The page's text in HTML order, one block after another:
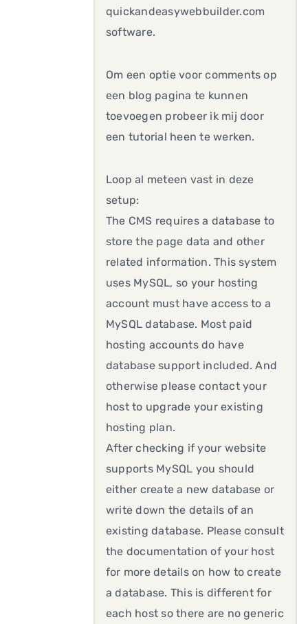
quickandeasywebbuilder.com
software.
Om een optie voor comments op
een blog pagina te kunnen
toevoegen probeer ik mij door
een tutorial heen te werken.
Loop al meteen vast in deze
setup:
The CMS requires a database to
store the page data and other
related information. This system
uses MySQL, so your hosting
account must have access to a
MySQL database. Most paid
hosting accounts do have
database support included. And
otherwise please contact your
host to upgrade your existing
hosting plan.
After checking if your website
supports MySQL you should
either create a new database or
write down the details of an
existing database. Please consult
the documentation of your host
for more details on how to create
a database. This is different for
each host so there are no generic